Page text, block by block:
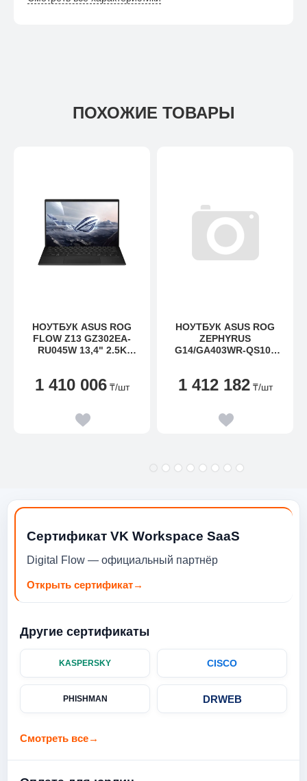
ПОХОЖИЕ ТОВАРЫ
НОУТБУК ASUS ROG
FLOW Z13 GZ302EA-
RU045W 13,4" 2.5K
RADEON 8060S WIN
1 410 006 ₸/шт
НОУТБУК ASUS ROG
ZEPHYRUS
G14/GA403WR-QS104
1 412 182 ₸/шт
Сертификат VK Workspace SaaS
Digital Flow — официальный партнёр
Открыть сертификат→
Другие сертификаты
KASPERSKY CISCO
PHISHMAN DRWEB
Смотреть все→